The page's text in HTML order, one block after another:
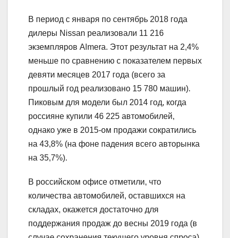
В период с января по сентябрь 2018 года
дилеры Nissan реализовали 11 216
экземпляров Almera. Этот результат на 2,4%
меньше по сравнению с показателем первых
девяти месяцев 2017 года (всего за
прошлый год реализовано 15 780 машин).
Пиковым для модели был 2014 год, когда
россияне купили 46 225 автомобилей,
однако уже в 2015-ом продажи сократились
на 43,8% (на фоне падения всего авторынка
на 35,7%).
В российском офисе отметили, что
количества автомобилей, оставшихся на
складах, окажется достаточно для
поддержания продаж до весны 2019 года (в